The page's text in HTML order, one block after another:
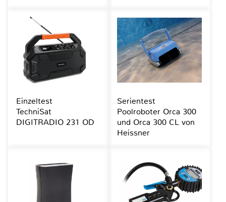
Einzeltest
TechniSat
DIGITRADIO 231 OD
Serientest
Poolroboter Orca 300
und Orca 300 CL von
Heissner